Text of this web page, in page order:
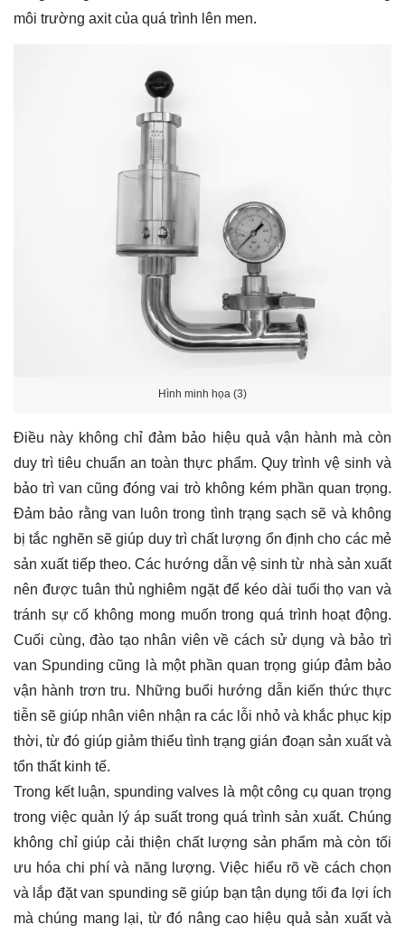
môi trường axit của quá trình lên men.
Hình minh họa (3)
Điều này không chỉ đảm bảo hiệu quả vận hành mà còn
duy trì tiêu chuẩn an toàn thực phẩm. Quy trình vệ sinh và
bảo trì van cũng đóng vai trò không kém phần quan trọng.
Đảm bảo rằng van luôn trong tình trạng sạch sẽ và không
bị tắc nghẽn sẽ giúp duy trì chất lượng ổn định cho các mẻ
sản xuất tiếp theo. Các hướng dẫn vệ sinh từ nhà sản xuất
nên được tuân thủ nghiêm ngặt để kéo dài tuổi thọ van và
tránh sự cố không mong muốn trong quá trình hoạt động.
Cuối cùng, đào tạo nhân viên về cách sử dụng và bảo trì
van Spunding cũng là một phần quan trọng giúp đảm bảo
vận hành trơn tru. Những buổi hướng dẫn kiến thức thực
tiễn sẽ giúp nhân viên nhận ra các lỗi nhỏ và khắc phục kịp
thời, từ đó giúp giảm thiểu tình trạng gián đoạn sản xuất và
tổn thất kinh tế.
Trong kết luận, spunding valves là một công cụ quan trọng
trong việc quản lý áp suất trong quá trình sản xuất. Chúng
không chỉ giúp cải thiện chất lượng sản phẩm mà còn tối
ưu hóa chi phí và năng lượng. Việc hiểu rõ về cách chọn
và lắp đặt van spunding sẽ giúp bạn tận dụng tối đa lợi ích
mà chúng mang lại, từ đó nâng cao hiệu quả sản xuất và